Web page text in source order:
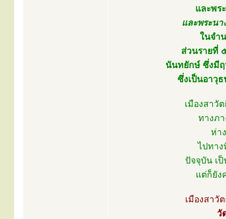
และพร
และพระน
ในจำ
ส่วนรายที่
นันทยักษ์ ซึ่งมีฤ
ซึ่งเป็นอาวุ
เมืองสาวั
ทางภ
ห่า
ไปทา
ปัจจุบัน เ
แต่ก็ยัง
เมืองสาวั
วั